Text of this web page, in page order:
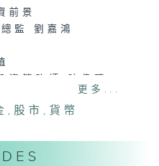
前景
監 劉嘉鴻
更多...
,股市 ,貨幣